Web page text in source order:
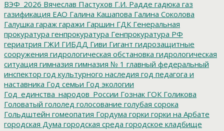
ВЭФ_2026 Вячеслав Пастухов Г.И. Радде гадюка газ
газификация ЕАО Галина Кашапова Галина Соколова
Галушка гараж гаражи Гаршин ГДК Генеральная
прокуратура генпрокуратура Генпрокуратура РФ
гериатрия ГЖИ ГИБДД Гиви Гигант гидрозащитные
сооружения гидрологическая обстановка гидрологическая
ситуация гимназия гимназия № 1 главный федеральный
инспектор год культурного наследия год педагога и
наставника Год семьи Год экологии
Год_единства_народов_России Гознак ГОК Голикова
Головатый гололед голосование голубая сорока
Гольдштейн гомеопатия Гордума горки горки на Арбате
городская Дума городская среда городское кладбище